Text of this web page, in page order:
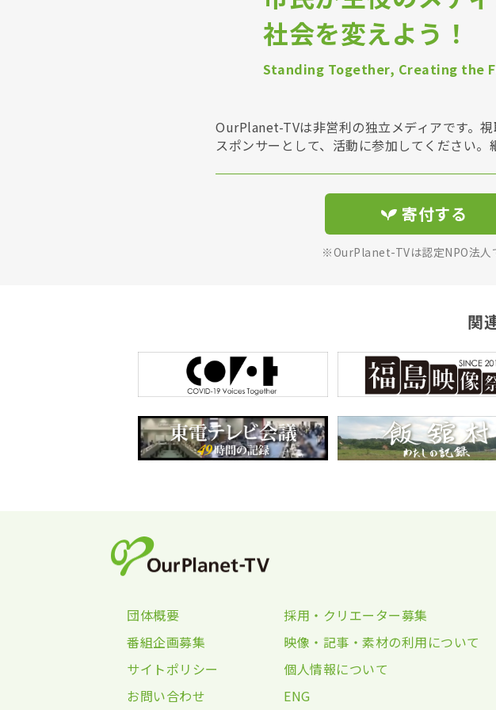
社会を変えよう！
Standing Together, Creating the
OurPlanet-TVは非営利の独立メディアです。
スポンサーとして、活動に参加してください
寄付する
※OurPlanet-TVは認定NPO法人
関
団体概要
採用・クリエーター募集
番組企画募集
映像・記事・素材の利用について
サイトポリシー
個人情報について
お問い合わせ
ENG